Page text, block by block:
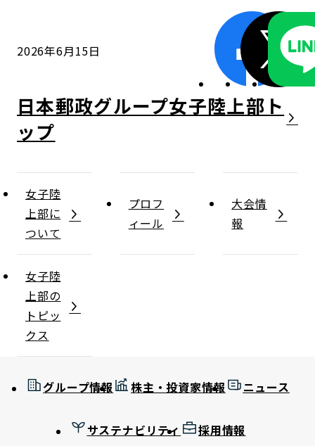
2026年6月15日
日本郵政グループ女子陸上部
女子陸
上部に
ついて
プロフ
ィール
大会情
報
女子陸
上部の
トピッ
クス
グループ情報 株主・投資家情報 ニュース
サステナビリティ 採用情報